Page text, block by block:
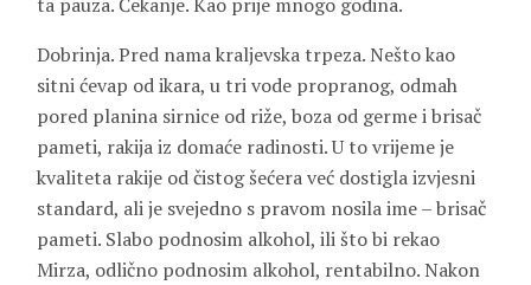
Dobrinja. Pred nama kraljevska trpeza. Nešto kao
sitni ćevap od ikara, u tri vode propranog, odmah
pored planina sirnice od riže, boza od germe i brisač
pameti, rakija iz domaće radinosti. U to vrijeme je
kvaliteta rakije od čistog šećera već dostigla izvjesni
standard, ali je svejedno s pravom nosila ime – brisač
pameti. Slabo podnosim alkohol, ili što bi rekao
Mirza, odlično podnosim alkohol, rentabilno. Nakon